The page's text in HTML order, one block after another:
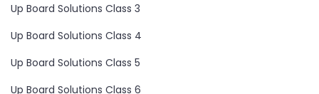
Up Board Solutions Class 3
Up Board Solutions Class 4
Up Board Solutions Class 5
Up Board Solutions Class 6